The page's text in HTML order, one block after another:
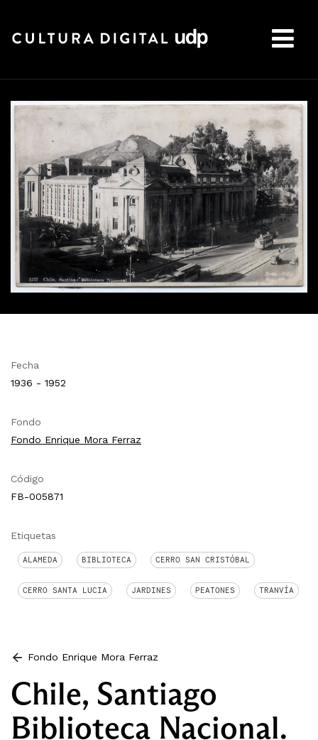
Fecha
1936 - 1952
Fondo
Fondo Enrique Mora Ferraz
Código
FB-005871
Etiquetas
ALAMEDA BIBLIOTECA CERRO SAN CRISTÓBAL
CERRO SANTA LUCIA JARDINES PEATONES TRANVÍA
Fondo Enrique Mora Ferraz
Chile, Santiago
Biblioteca Nacional.